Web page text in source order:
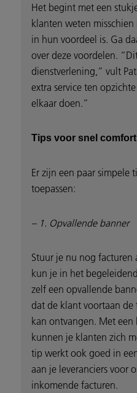
Het begint met een
klanten weten
in hun voordeel is. Ga
over deze voordelen.
dienstverlening,” vult
extra service ten
elkaar doen.”
Tips voor snel comfort
Er zijn een paar simpele
toepassen:
– 1. Opvallende banner
Stuur je nu nog facturen
kun je in het
zelf een opvallende
dat de klant voortaan de
kan ontvangen. Met
kunnen je klanten zich
tip werkt ook goed in
aan je leveranciers voor
inkomende facturen.